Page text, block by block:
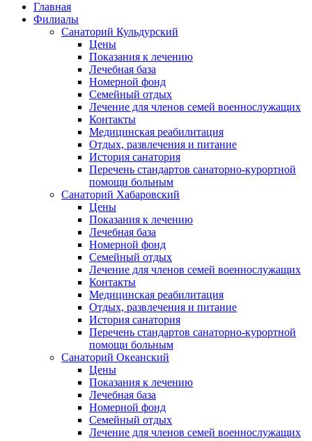
Главная
Филиалы
Санаторий Кульдурский
Цены
Показания к лечению
Лечебная база
Номерной фонд
Семейный отдых
Лечение для членов семей военнослужащих
Контакты
Медицинская реабилитация
Отдых, развлечения и питание
История санатория
Перечень стандартов санаторно-курортной
помощи больным
Санаторий Хабаровский
Цены
Показания к лечению
Лечебная база
Номерной фонд
Семейный отдых
Лечение для членов семей военнослужащих
Контакты
Медицинская реабилитация
Отдых, развлечения и питание
История санатория
Перечень стандартов санаторно-курортной
помощи больным
Санаторий Океанский
Цены
Показания к лечению
Лечебная база
Номерной фонд
Семейный отдых
Лечение для членов семей военнослужащих